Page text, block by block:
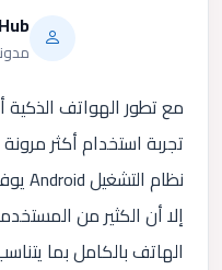
مع تطور الهواتف
تجربة استخدام أكثر
نظام التشغيلAndroid
إلا أن الكثير من
الهاتف بالكامل بما